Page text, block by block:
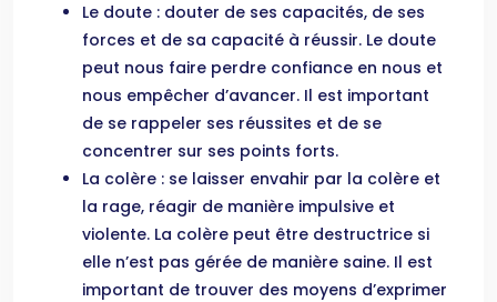
Le doute : douter de ses capacités, de ses
forces et de sa capacité à réussir. Le doute
peut nous faire perdre confiance en nous et
nous empêcher d’avancer. Il est important
de se rappeler ses réussites et de se
concentrer sur ses points forts.
La colère : se laisser envahir par la colère et
la rage, réagir de manière impulsive et
violente. La colère peut être destructrice si
elle n’est pas gérée de manière saine. Il est
important de trouver des moyens d’exprimer